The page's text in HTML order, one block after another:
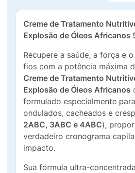
Creme de Tratamento
Explosão de Óleos Africanos
Recupere a saúde, a força e
fios com a potência máxima
Creme de Tratamento
Explosão de Óleos Africanos
formulado especialmente
ondulados, cacheados e
2ABC, 3ABC e 4ABC),
verdadeiro cronograma
impacto.
Sua fórmula ultra-